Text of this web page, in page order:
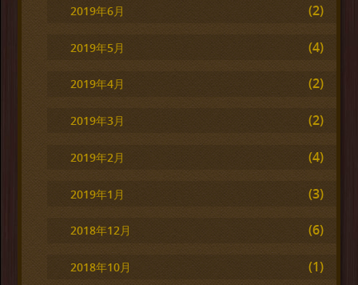
2019年6月 (2)
2019年5月 (4)
2019年4月 (2)
2019年3月 (2)
2019年2月 (4)
2019年1月 (3)
2018年12月 (6)
2018年10月 (1)